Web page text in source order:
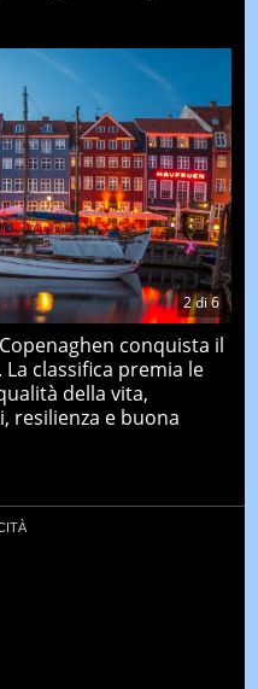
2di6
conquista il
classifica premia le
della vita,
resilienza e buona